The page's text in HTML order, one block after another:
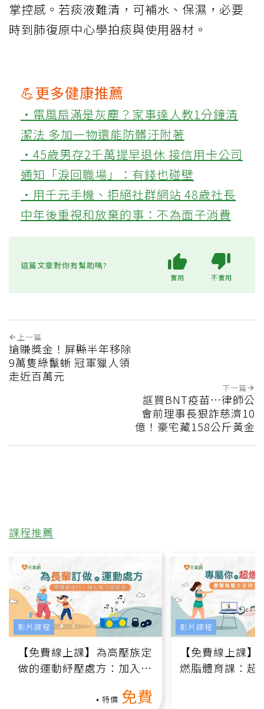
掌控感。若痰液難清，可補水、保濕，必要
時到肺復原中心學拍痰與使用器材。
💪更多健康推薦
‧電風扇滿是灰塵？家事達人教1分鐘清
潔法 多加一物還能防髒汙附著
‧45歲男存2千萬提早退休 接信用卡公司
通知「淚回職場」：有錢也碰壁
‧用千元手機、拒絕社群網站 48歲社長
中年後重視和放棄的事：不為面子消費
這篇文章對你有幫助嗎?
實用 不實用
上一篇
搶賺獎金！屏縣半年移除
9萬隻綠鬣蜥 冠軍獵人領
走近百萬元
下一篇
誆買BNT疫苗…律師公
會前理事長狠詐慈濟10
億！豪宅藏158公斤黃金
課程推薦
【免費線上課】為高壓族定
做的運動紓壓處方：加入行
特價 免費
影片課程
【免費線上課
燃脂體育課：超
影片課程